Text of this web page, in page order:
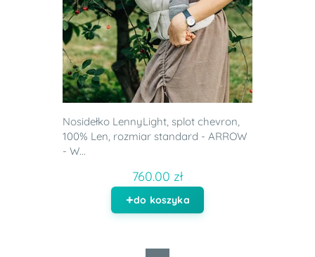
Nosidełko LennyLight, splot chevron,
100% Len, rozmiar standard - ARROW
- W...
760.00 zł
do koszyka